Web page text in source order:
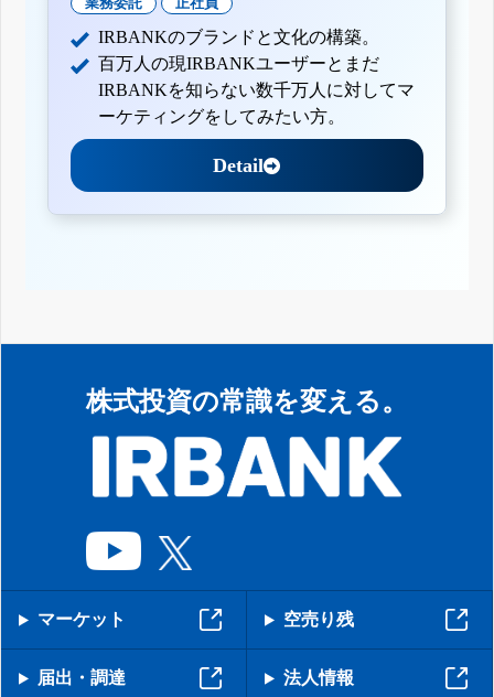
IRBANKのブランドと文化の構築。
百万人の現IRBANKユーザーとまだ
IRBANKを知らない数千万人に対してマ
ーケティングをしてみたい方。
Detail
株式投資の常識を変える。
マーケット 空売り残
届出・調達 法人情報